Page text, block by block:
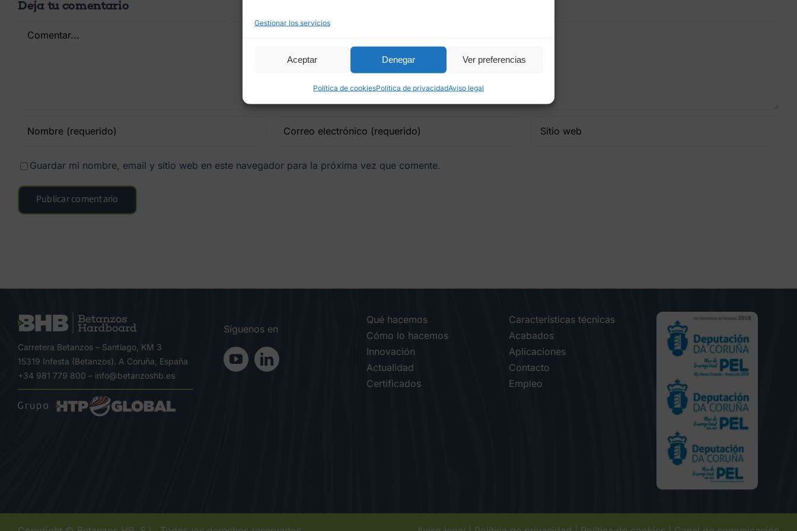
Gestionar los servicios
Aceptar Denegar Ver preferencias
Política de cookiesPolítica de privacidadAviso legal
Deja tu comentario
Comentar
Guardar mi nombre, email y sitio web en este navegador para la próxima vez que comente.
Carretera Betanzos – Santiago, KM 3
15319 Infesta (Betanzos). A Coruña, España
+34 981 779 800 – info@betanzoshb.es
Síguenos en
Qué hacemos
Cómo lo hacemos
Innovación
Actualidad
Certificados
Características técnicas
Acabados
Aplicaciones
Contacto
Empleo